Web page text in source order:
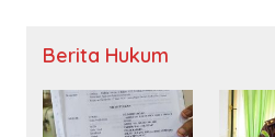
Berita Hukum